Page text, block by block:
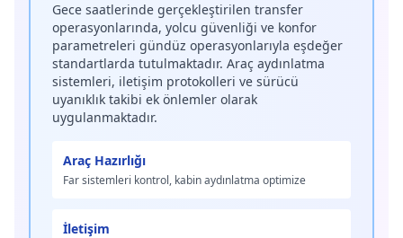
Gece saatlerinde gerçekleştirilen transfer
operasyonlarında, yolcu güvenliği ve konfor
parametreleri gündüz operasyonlarıyla eşdeğer
standartlarda tutulmaktadır. Araç aydınlatma
sistemleri, iletişim protokolleri ve sürücü
uyanıklık takibi ek önlemler olarak
uygulanmaktadır.
Araç Hazırlığı
Far sistemleri kontrol, kabin aydınlatma optimize
İletişim